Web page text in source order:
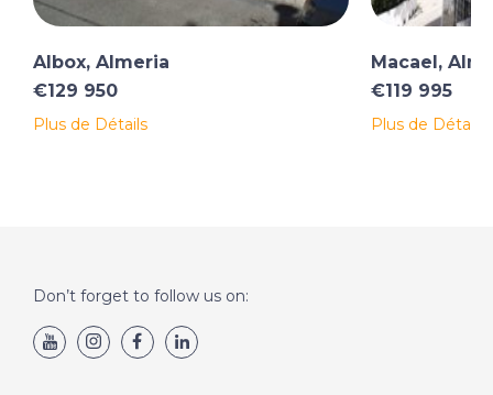
Albox, Almeria
€129 950
Plus de Détails
Macael,
€119 995
Plus de Détails
Don’t forget to follow us on: